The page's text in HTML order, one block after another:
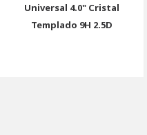
Universal 4.0" Cristal
Templado 9H 2.5D